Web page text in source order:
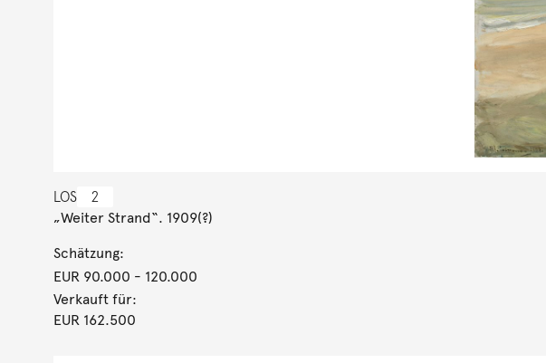
LOS 2
„Weiter Strand“. 1909(?)
Schätzung:
EUR 90.000 - 120.000
Verkauft für:
EUR 162.500